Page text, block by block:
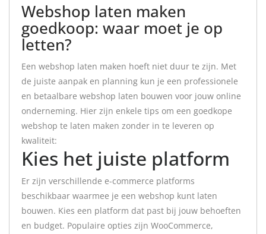
Webshop laten maken
goedkoop: waar moet je op
letten?
Een webshop laten maken hoeft niet duur te zijn. Met
de juiste aanpak en planning kun je een professionele
en betaalbare webshop laten bouwen voor jouw online
onderneming. Hier zijn enkele tips om een goedkope
webshop te laten maken zonder in te leveren op
kwaliteit:
Kies het juiste platform
Er zijn verschillende e-commerce platforms
beschikbaar waarmee je een webshop kunt laten
bouwen. Kies een platform dat past bij jouw behoeften
en budget. Populaire opties zijn WooCommerce,